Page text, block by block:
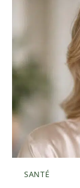
SANTÉ